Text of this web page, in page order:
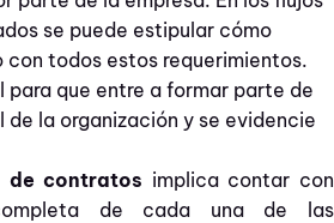
se puede estipular cómo
con todos estos requerimientos.
para que entre a formar parte de
de la organización y se evidencie
de contratos implica contar con
de cada una de las